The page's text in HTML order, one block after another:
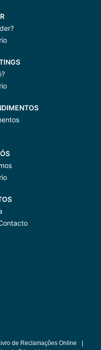
de Reclamações Online
|